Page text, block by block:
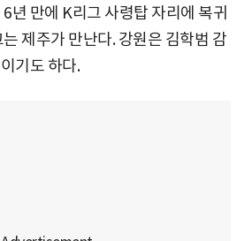
년 만에 K리그 사령탑 자리에 복귀
제주가 만난다. 강원은 김학범 감
기도 하다.